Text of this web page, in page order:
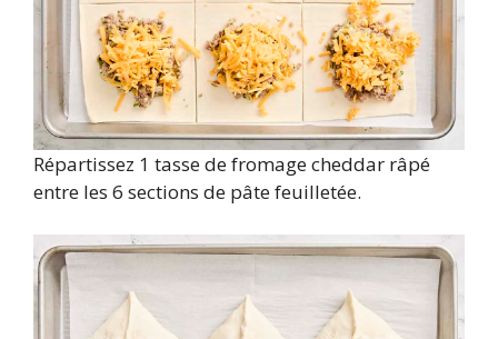
Répartissez 1 tasse de fromage cheddar râpé
entre les 6 sections de pâte feuilletée.